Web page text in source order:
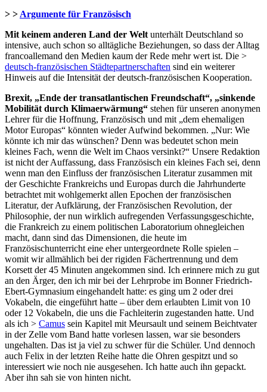
> > Argumente für Französisch
Mit keinem anderen Land der Welt unterhält Deutschland so
intensive, auch schon so alltägliche Beziehungen, so dass der Alltag
francoallemand den Medien kaum der Rede mehr wert ist. Die >
deutsch-französischen Städtepartnerschaften sind ein weiterer
Hinweis auf die Intensität der deutsch-französischen Kooperation.
Brexit, „Ende der transatlantischen Freundschaft“, „sinkende
Mobilität durch Klimaerwärmung“ stehen für unseren anonymen
Lehrer für die Hoffnung, Französisch und mit „dem ehemaligen
Motor Europas“ könnten wieder Aufwind bekommen. „Nur: Wie
könnte ich mir das wünschen? Denn was bedeutet schon mein
kleines Fach, wenn die Welt im Chaos versinkt?“ Unsere Redaktion
ist nicht der Auffassung, dass Französisch ein kleines Fach sei, denn
wenn man den Einfluss der französischen Literatur zusammen mit
der Geschichte Frankreichs und Europas durch die Jahrhunderte
betrachtet mit wohlgemerkt allen Epochen der französischen
Literatur, der Aufklärung, der Französischen Revolution, der
Philosophie, der nun wirklich aufregenden Verfassungsgeschichte,
die Frankreich zu einem politischen Laboratorium ohnegleichen
macht, dann sind das Dimensionen, die heute im
Französischunterricht eine eher untergeordnete Rolle spielen –
womit wir allmählich bei der rigiden Fächertrennung und dem
Korsett der 45 Minuten angekommen sind. Ich erinnere mich zu gut
an den Ärger, den ich mir bei der Lehrprobe im Bonner Friedrich-
Ebert-Gymnasium eingehandelt hatte: es ging um 2 oder drei
Vokabeln, die eingeführt hatte – über dem erlaubten Limit von 10
oder 12 Vokabeln, die uns die Fachleiterin zugestanden hatte. Und
als ich > Camus sein Kapitel mit Meursault und seinem Beichtvater
in der Zelle vom Band hatte vorlesen lassen, war sie besonders
ungehalten. Das ist ja viel zu schwer für die Schüler. Und dennoch
auch Felix in der letzten Reihe hatte die Ohren gespitzt und so
interessiert wie noch nie ausgesehen. Ich hatte auch ihn gepackt.
Aber ihn sah sie von hinten nicht.